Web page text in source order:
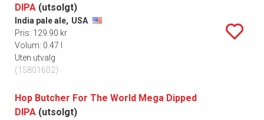
DIPA (utsolgt)
India pale ale, USA
Pris: 129.90 kr
Volum: 0.47 l
Uten utvalg
(15801602)
Hop Butcher For The World Mega Dipped
DIPA (utsolgt)